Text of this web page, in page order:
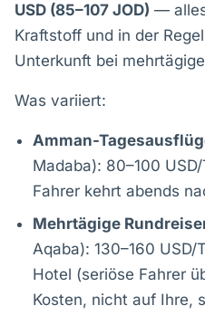
USD (85–107 JOD) —
Kraftstoff und in der
Unterkunft bei
Was variiert:
Amman-
Madaba): 80–100
Fahrer kehrt abends
Mehrtägige
Aqaba): 130–160
Hotel (seriöse Fahrer
Kosten, nicht auf Ihre,